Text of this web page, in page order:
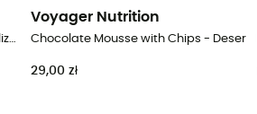
Pâtes et Poulet Sauce Curry - Liofilizowane danie
Voyager Nutrition
Chocolate Mousse with Chips - Deser
29,00 zł